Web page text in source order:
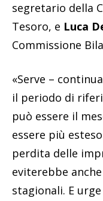
segretario della
Tesoro, e Luca
Commissione
«Serve –
il periodo di
può essere il
essere più
perdita delle
eviterebbe
stagionali. E